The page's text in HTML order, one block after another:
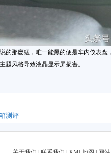
的那麼猛，唯一能黑的便是车内仪表盘
题风格导致液晶显示屏损害。
测评